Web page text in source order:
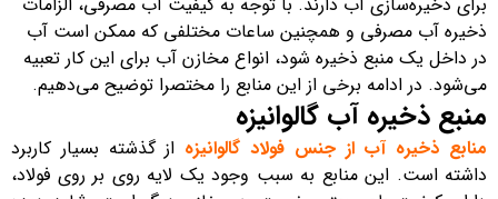
ذخیره آب مصرفی و همچنین ساعات مختلفی که ممکن است آب
در داخل یک منبع ذخیره شود، انواع مخازن آب برای این کار تعبیه
می‌شود. در ادامه برخی از این منابع را مختصرا توضیح می‌دهیم.
منبع ذخیره آب گالوانیزه
منابع ذخیره آب از جنس فولاد گالوانیزه از گذشته بسیار کاربرد
داشته است. این منابع به سبب وجود یک لایه روی بر روی فولاد،